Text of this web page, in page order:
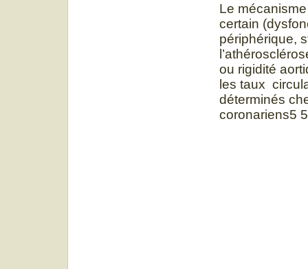
Le
certain
périphérique,
ou rigidité
les taux
déterminés
coronariens5